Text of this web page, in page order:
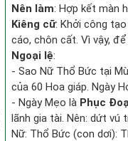
Nên làm: Hợp kết màn
Kiêng cữ: Khởi công
cáo, chôn cất. Vì vậy,
Ngoại lệ:
- Sao Nữ Thổ Bức tại
của 60 Hoa giáp. Ngày
- Ngày Mẹo là Phục
lãnh gia tài. Nên: dứt vú
Nữ: Thổ Bức (con dơi):